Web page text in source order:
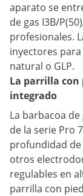
aparato se
de gas I3B/
profesionales.
inyectores
natural o GLP.
La parrilla con
integrado
La barbacoa
de la serie Pro
profundidad de
otros
regulables en
parrilla con